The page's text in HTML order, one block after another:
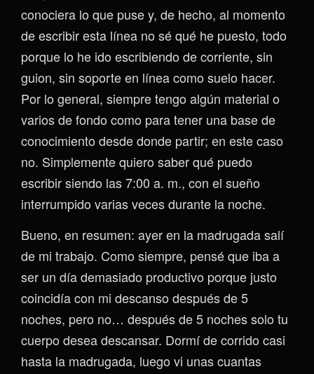
conociera lo que puse y, de hecho, al momento
de escribir esta línea no sé qué he puesto, todo
porque lo he ido escribiendo de corriente, sin
guion, sin soporte en línea como suelo hacer.
Por lo general, siempre tengo algún material o
varios de fondo como para tener una base de
conocimiento desde donde partir; en este caso
no. Simplemente quiero saber qué puedo
escribir siendo las 7:00 a. m., con el sueño
interrumpido varias veces durante la noche.
Bueno, en resumen: ayer en la madrugada salí
de mi trabajo. Como siempre, pensé que iba a
ser un día demasiado productivo porque justo
coincidía con mi descanso después de 5
noches, pero no… después de 5 noches solo tu
cuerpo desea descansar. Dormí de corrido casi
hasta la madrugada, luego vi unas cuantas